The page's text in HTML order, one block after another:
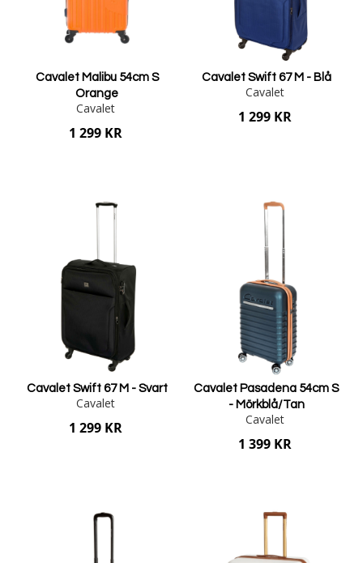
Cavalet Malibu 54cm S
Orange
Cavalet
1 299 KR
Cavalet Swift 67 M - Blå
Cavalet
1 299 KR
Cavalet Swift 67 M - Svart
Cavalet
1 299 KR
Cavalet Pasadena 54cm S
- Mörkblå/Tan
Cavalet
1 399 KR